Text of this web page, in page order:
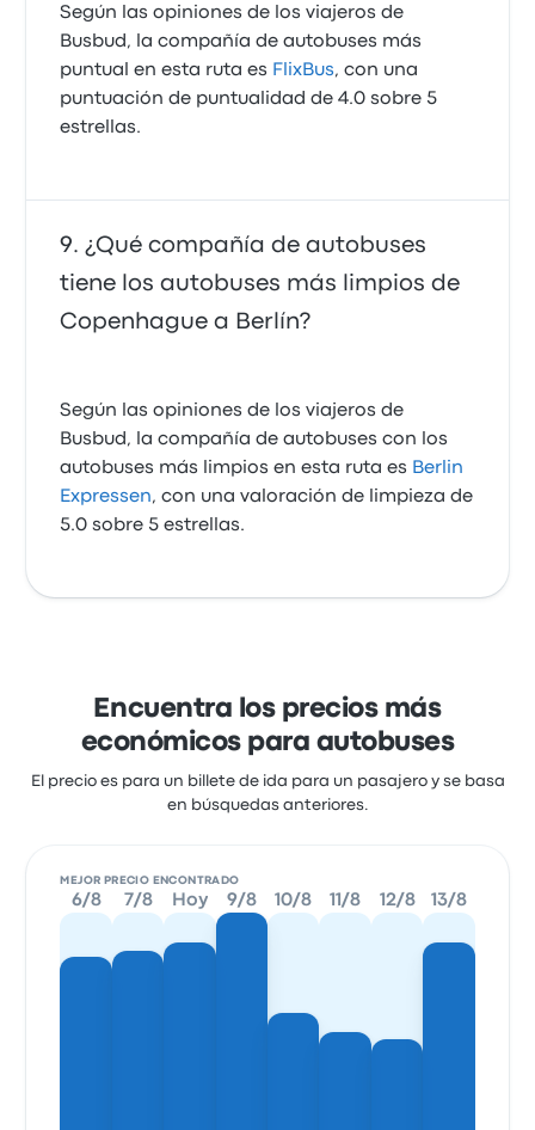
Según las opiniones de los viajeros de
Busbud, la compañía de autobuses más
puntual en esta ruta es FlixBus, con una
puntuación de puntualidad de 4.0 sobre 5
estrellas.
¿Qué compañía de autobuses
tiene los autobuses más limpios de
Copenhague a Berlín?
Según las opiniones de los viajeros de
Busbud, la compañía de autobuses con los
autobuses más limpios en esta ruta es Berlin
Expressen, con una valoración de limpieza de
5.0 sobre 5 estrellas.
Encuentra los precios más
económicos para autobuses
El precio es para un billete de ida para un pasajero y se basa
en búsquedas anteriores.
MEJOR PRECIO ENCONTRADO
6/8 7/8 Hoy 9/8 10/8 11/8 12/8 13/8